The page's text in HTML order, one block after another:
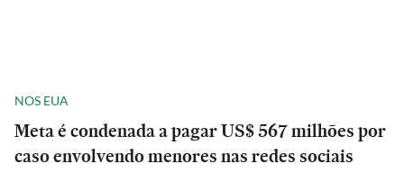
NOS EUA
Meta é condenada a pagar US$ 567 milhões por
caso envolvendo menores nas redes sociais